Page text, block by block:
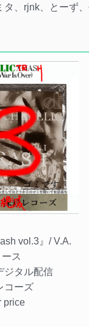
タ、rjnk、とーず
vol​.​3』/ V.A.
ス
ジタル配信
コーズ
price